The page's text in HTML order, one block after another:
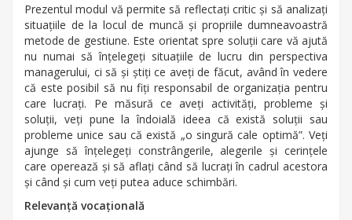
Prezentul modul vă permite să reflectați critic și să analizați
situațiile de la locul de muncă și propriile dumneavoastră
metode de gestiune. Este orientat spre soluții care vă ajută
nu numai să înțelegeți situațiile de lucru din perspectiva
managerului, ci să și știți ce aveți de făcut, având în vedere
că este posibil să nu fiți responsabil de organizația pentru
care lucrați. Pe măsură ce aveți activități, probleme și
soluții, veți pune la îndoială ideea că există soluții sau
probleme unice sau că există „o singură cale optimă”. Veți
ajunge să înțelegeți constrângerile, alegerile și cerințele
care operează și să aflați când să lucrați în cadrul acestora
și când și cum veți putea aduce schimbări.
Relevanță vocațională